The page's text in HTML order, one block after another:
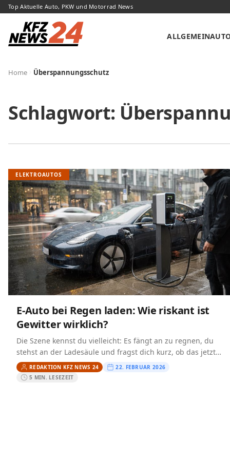
Top Aktuelle Auto, PKW und Motorrad News
ALLGEMEIN
Home Überspannungsschutz
Schlagwort:
ELEKTROAUTOS
E‑Auto bei Regen laden: Wie riskant ist
Gewitter wirklich?
Die Szene kennst du vielleicht: Es fängt an zu regnen, du
stehst an der Ladesäule und fragst dich kurz, ob das jetzt
wirklich eine gute…
REDAKTION KFZ NEWS 24
22. FEBRUAR 2026
5 MIN. LESEZEIT